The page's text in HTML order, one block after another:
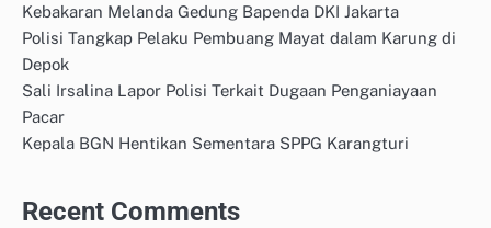
Kebakaran Melanda Gedung Bapenda DKI Jakarta
Polisi Tangkap Pelaku Pembuang Mayat dalam Karung di
Depok
Sali Irsalina Lapor Polisi Terkait Dugaan Penganiayaan
Pacar
Kepala BGN Hentikan Sementara SPPG Karangturi
Recent Comments